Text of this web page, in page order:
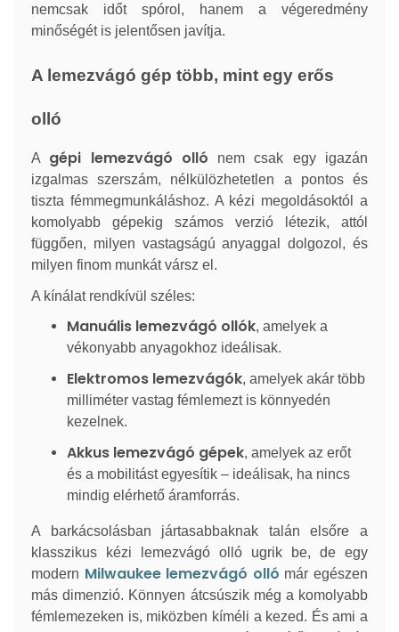
nemcsak időt spórol, hanem a végeredmény
minőségét is jelentősen javítja.
A lemezvágó gép több, mint egy erős
olló
A gépi lemezvágó olló nem csak egy igazán
izgalmas szerszám, nélkülözhetetlen a pontos és
tiszta fémmegmunkáláshoz. A kézi megoldásoktól a
komolyabb gépekig számos verzió létezik, attól
függően, milyen vastagságú anyaggal dolgozol, és
milyen finom munkát vársz el.
A kínálat rendkívül széles:
Manuális lemezvágó ollók, amelyek a
vékonyabb anyagokhoz ideálisak.
Elektromos lemezvágók, amelyek akár több
milliméter vastag fémlemezt is könnyedén
kezelnek.
Akkus lemezvágó gépek, amelyek az erőt
és a mobilitást egyesítik – ideálisak, ha nincs
mindig elérhető áramforrás.
A barkácsolásban jártasabbaknak talán elsőre a
klasszikus kézi lemezvágó olló ugrik be, de egy
modern Milwaukee lemezvágó olló már egészen
más dimenzió. Könnyen átcsúszik még a komolyabb
fémlemezeken is, miközben kíméli a kezed. És ami a